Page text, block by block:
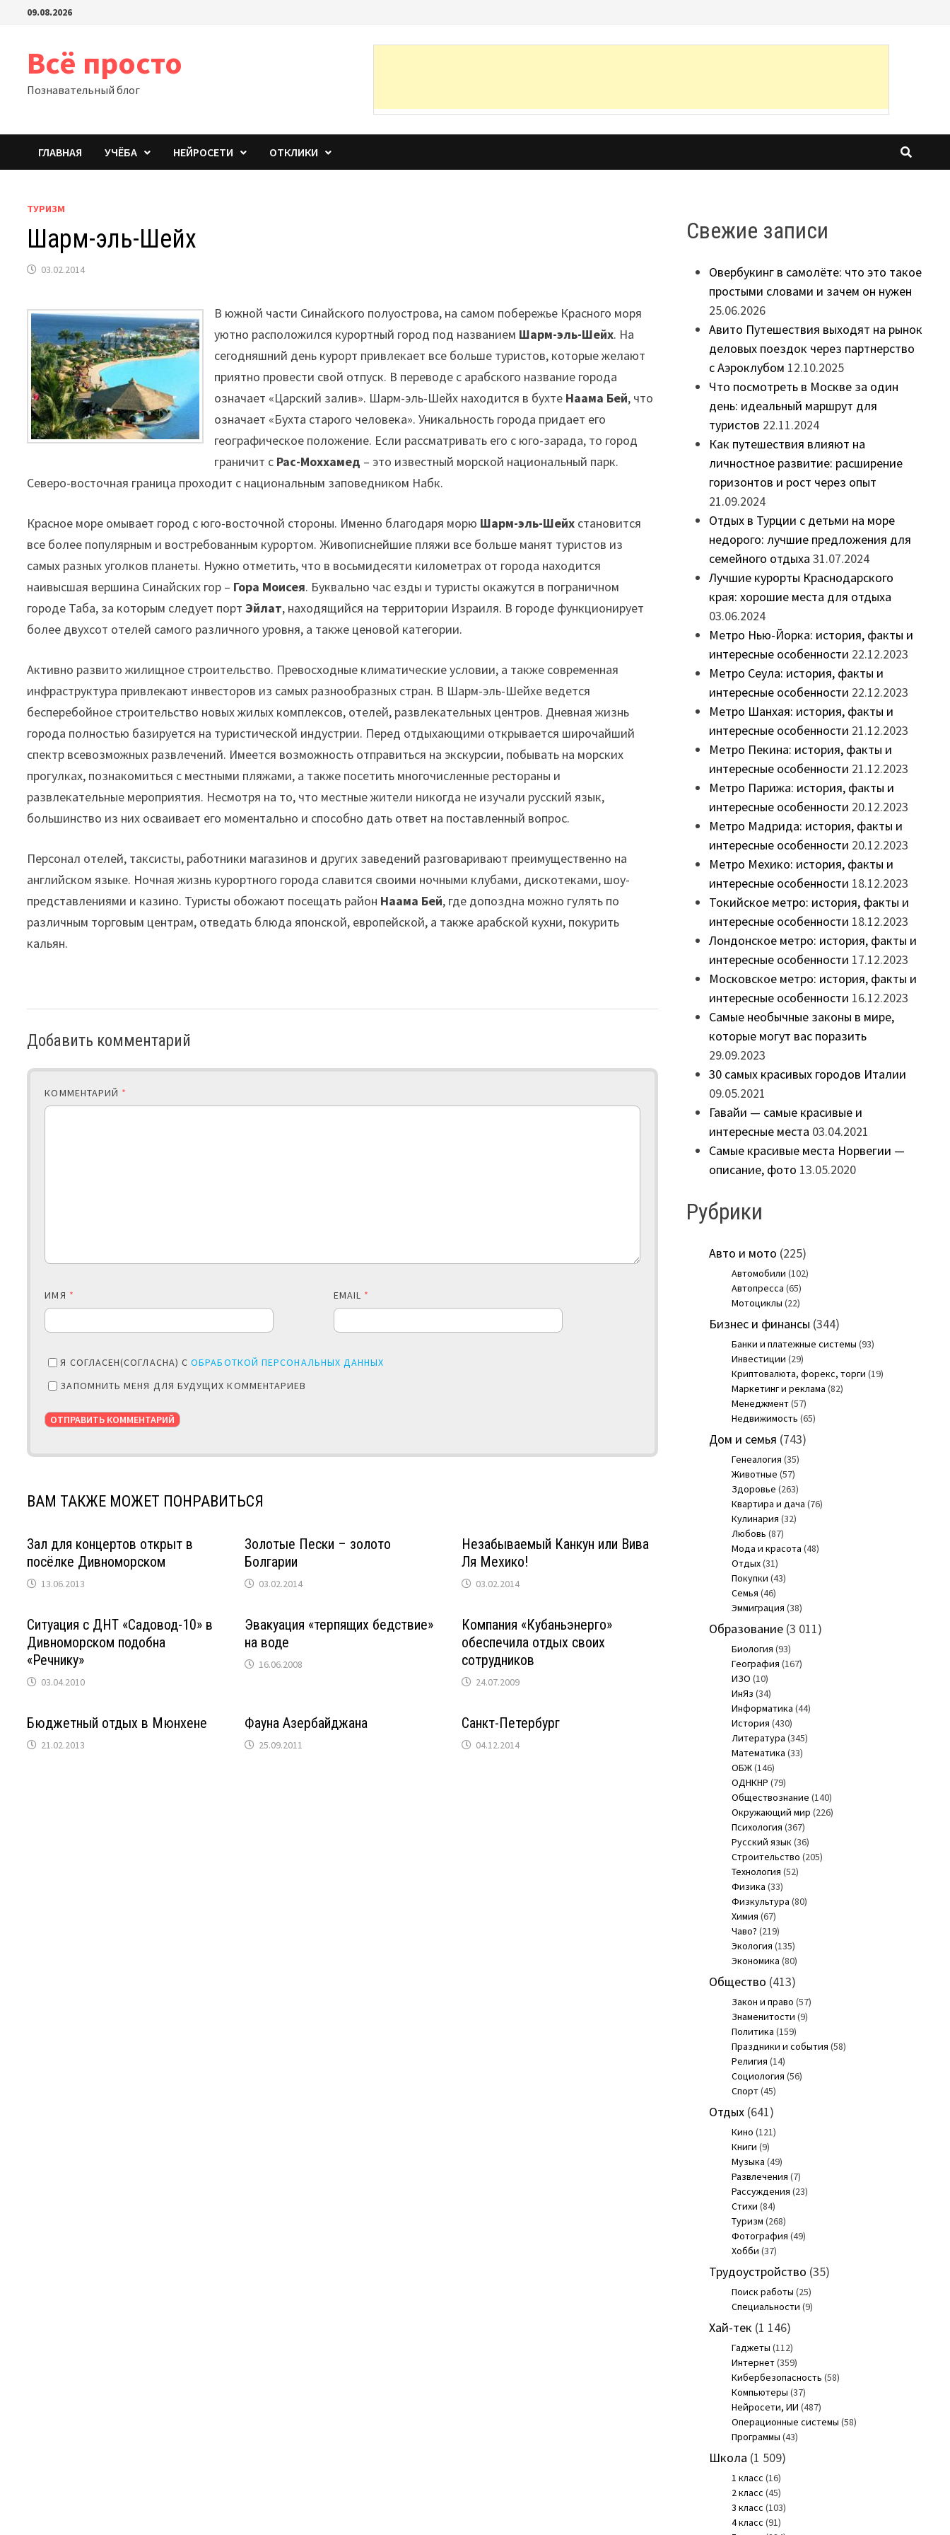
Перейти09.08.2026
Всё просто
Познавательный блог
ГЛАВНАЯ УЧЁБА НЕЙРОСЕТИ ОТКЛИКИ
ТУРИЗМ
Шарм-эль-Шейх
03.02.2014
В южной части Синайского полуострова, на самом побережье Красного моря
уютно расположился курортный город под названием Шарм-эль-Шейх. На
сегодняшний день курорт привлекает все больше туристов, которые желают
приятно провести свой отпуск. В переводе с арабского название города
означает «Царский залив». Шарм-эль-Шейх находится в бухте Наама Бей, что
означает «Бухта старого человека». Уникальность города придает его
географическое положение. Если рассматривать его с юго-зарада, то город
граничит с Рас-Моххамед – это известный морской национальный парк.
Северо-восточная граница проходит с национальным заповедником Набк.
Красное море омывает город с юго-восточной стороны. Именно благодаря морю Шарм-эль-Шейх становится
все более популярным и востребованным курортом. Живописнейшие пляжи все больше манят туристов из
самых разных уголков планеты. Нужно отметить, что в восьмидесяти километрах от города находится
наивысшая вершина Синайских гор – Гора Моисея. Буквально час езды и туристы окажутся в пограничном
городе Таба, за которым следует портЭйлат, находящийся на территории Израиля. В городе функционирует
более двухсот отелей самого различного уровня, а также ценовой категории.
Активно развито жилищное строительство. Превосходные климатические условии, а также современная
инфраструктура привлекают инвесторов из самых разнообразных стран. В Шарм-эль-Шейхе ведется
бесперебойное строительство новых жилых комплексов, отелей, развлекательных центров. Дневная жизнь
города полностью базируется на туристической индустрии. Перед отдыхающими открывается широчайший
спектр всевозможных развлечений. Имеется возможность отправиться на экскурсии, побывать на морских
прогулках, познакомиться с местными пляжами, а также посетить многочисленные рестораны и
развлекательные мероприятия. Несмотря на то, что местные жители никогда не изучали русский язык,
большинство из них осваивает его моментально и способно дать ответ на поставленный вопрос.
Персонал отелей, таксисты, работники магазинов и других заведений разговаривают преимущественно на
английском языке. Ночная жизнь курортного города славится своими ночными клубами, дискотеками, шоу-
представлениями и казино. Туристы обожают посещать район Наама Бей, где допоздна можно гулять по
различным торговым центрам, отведать блюда японской, европейской, а также арабской кухни, покурить
кальян.
Добавить комментарий
КОММЕНТАРИЙ *
ИМЯ * EMAIL *
Я СОГЛАСЕН(СОГЛАСНА) СОБРАБОТКОЙ ПЕРСОНАЛЬНЫХ ДАННЫХ
ЗАПОМНИТЬ МЕНЯ ДЛЯ БУДУЩИХ КОММЕНТАРИЕВ
ВАМ ТАКЖЕ МОЖЕТ ПОНРАВИТЬСЯ
Зал для концертов открыт в
посёлке Дивноморском
13.06.2013
Золотые Пески – золото
Болгарии
03.02.2014
Незабываемый Канкун или Вива
Ля Мехико!
03.02.2014
Ситуация с ДНТ «Садовод-10» в
Дивноморском подобна
«Речнику»
03.04.2010
Эвакуация «терпящих бедствие»
на воде
16.06.2008
Компания «Кубаньэнерго»
обеспечила отдых своих
сотрудников
24.07.2009
Бюджетный отдых в Мюнхене
21.02.2013
Фауна Азербайджана
25.09.2011
Санкт-Петербург
04.12.2014
Свежие записи
Овербукинг в самолёте: что это такое
простыми словами и зачем он нужен
25.06.2026
Авито Путешествия выходят на рынок
деловых поездок через партнерство
с Аэроклубом 12.10.2025
Что посмотреть в Москве за один
день: идеальный маршрут для
туристов 22.11.2024
Как путешествия влияют на
личностное развитие: расширение
горизонтов и рост через опыт
21.09.2024
Отдых в Турции с детьми на море
недорого: лучшие предложения для
семейного отдыха 31.07.2024
Лучшие курорты Краснодарского
края: хорошие места для отдыха
03.06.2024
Метро Нью-Йорка: история, факты и
интересные особенности 22.12.2023
Метро Сеула: история, факты и
интересные особенности 22.12.2023
Метро Шанхая: история, факты и
интересные особенности 21.12.2023
Метро Пекина: история, факты и
интересные особенности 21.12.2023
Метро Парижа: история, факты и
интересные особенности 20.12.2023
Метро Мадрида: история, факты и
интересные особенности 20.12.2023
Метро Мехико: история, факты и
интересные особенности 18.12.2023
Токийское метро: история, факты и
интересные особенности 18.12.2023
Лондонское метро: история, факты и
интересные особенности 17.12.2023
Московское метро: история, факты и
интересные особенности 16.12.2023
Самые необычные законы в мире,
которые могут вас поразить
29.09.2023
30 самых красивых городов Италии
09.05.2021
Гавайи — самые красивые и
интересные места 03.04.2021
Самые красивые места Норвегии —
описание, фото 13.05.2020
Рубрики
Авто и мото (225)
Автомобили (102)
Автопресса (65)
Мотоциклы (22)
Бизнес и финансы (344)
Банки и платежные системы (93)
Инвестиции (29)
Криптовалюта, форекс, торги (19)
Маркетинг и реклама (82)
Менеджмент(57)
Недвижимость (65)
Дом и семья (743)
Генеалогия (35)
Животные (57)
Здоровье (263)
Квартира и дача (76)
Кулинария (32)
Любовь (87)
Мода и красота (48)
Отдых(31)
Покупки (43)
Семья (46)
Эммиграция (38)
Образование(3 011)
Биология (93)
География (167)
ИЗО (10)
ИнЯз (34)
Информатика (44)
История (430)
Литература (345)
Математика (33)
ОБЖ(146)
ОДНКНР (79)
Обществознание (140)
Окружающий мир (226)
Психология (367)
Русский язык(36)
Строительство (205)
Технология (52)
Физика (33)
Физкультура (80)
Химия (67)
Чаво? (219)
Экология (135)
Экономика (80)
Общество (413)
Закон и право (57)
Знаменитости (9)
Политика (159)
Праздники и события (58)
Религия (14)
Социология (56)
Спорт(45)
Отдых(641)
Кино (121)
Книги (9)
Музыка (49)
Развлечения (7)
Рассуждения (23)
Стихи (84)
Туризм (268)
Фотография (49)
Хобби (37)
Трудоустройство (35)
Поиск работы (25)
Специальности (9)
Хай-тек (1 146)
Гаджеты (112)
Интернет(359)
Кибербезопасность (58)
Компьютеры (37)
Нейросети, ИИ (487)
Операционные системы (58)
Программы (43)
Школа (1 509)
1 класс (16)
2 класс (45)
3 класс (103)
4 класс (91)